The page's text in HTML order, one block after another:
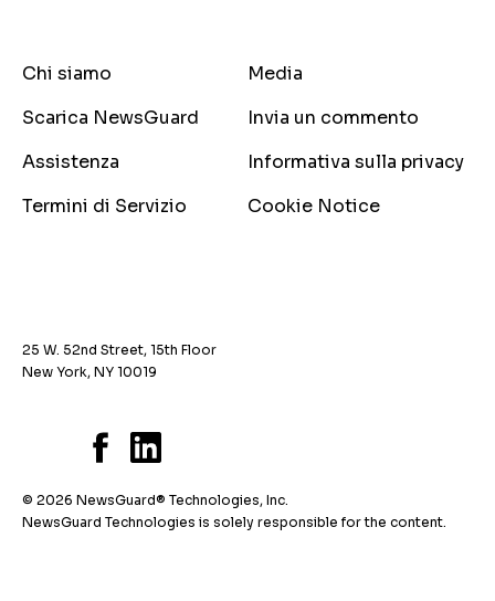
Chi siamo
Media
Scarica NewsGuard
Invia un commento
Assistenza
Informativa sulla privacy
Termini di Servizio
Cookie Notice
25 W. 52nd Street, 15th Floor
New York, NY 10019
© 2026 NewsGuard® Technologies, Inc.
NewsGuard Technologies is solely responsible for the content.